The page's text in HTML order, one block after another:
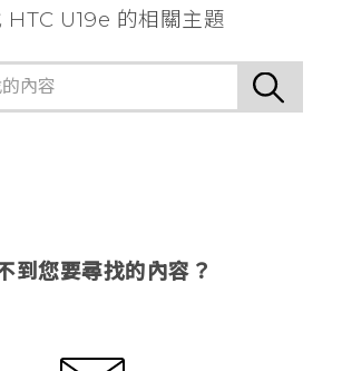
HTC U19e 的相關主題
到您要尋找的內容？